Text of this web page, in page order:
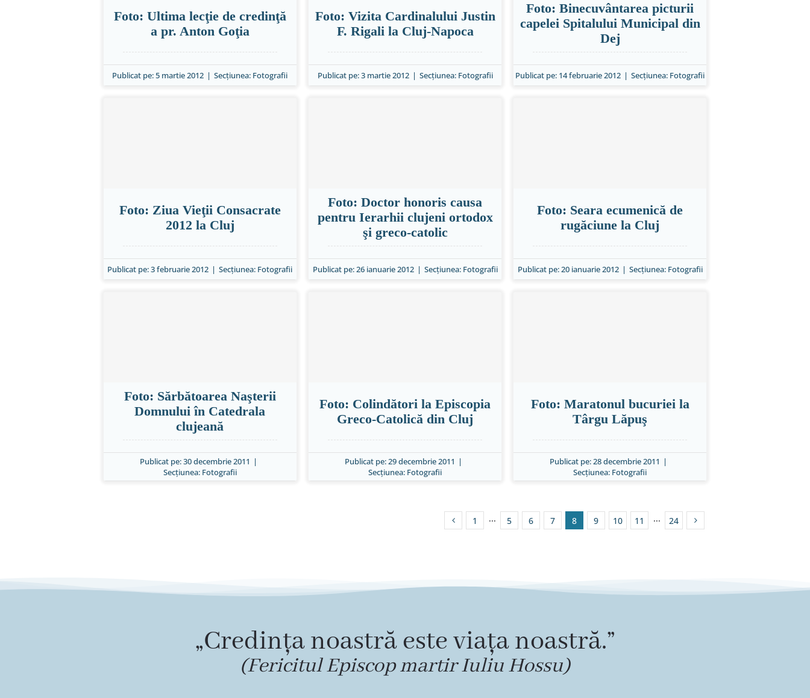
Foto: Ultima lecţie de credinţă
a pr. Anton Goţia
Publicat pe: 5 martie 2012 | Secțiunea: Fotografii
Foto: Vizita Cardinalului Justin
F. Rigali la Cluj-Napoca
Publicat pe: 3 martie 2012 | Secțiunea: Fotografii
Foto: Binecuvântarea picturii
capelei Spitalului Municipal din
Dej
Publicat pe: 14 februarie 2012 | Secțiunea: Fotografii
Foto: Ziua Vieţii Consacrate
2012 la Cluj
Publicat pe: 3 februarie 2012 | Secțiunea: Fotografii
Foto: Doctor honoris causa
pentru Ierarhii clujeni ortodox
şi greco-catolic
Publicat pe: 26 ianuarie 2012 | Secțiunea: Fotografii
Foto: Seara ecumenică de
rugăciune la Cluj
Publicat pe: 20 ianuarie 2012 | Secțiunea: Fotografii
Foto: Sărbătoarea Naşterii
Domnului în Catedrala
clujeană
Publicat pe: 30 decembrie 2011 |
Secțiunea: Fotografii
Foto: Colindători la Episcopia
Greco-Catolică din Cluj
Publicat pe: 29 decembrie 2011 |
Secțiunea: Fotografii
Foto: Maratonul bucuriei la
Târgu Lăpuş
Publicat pe: 28 decembrie 2011 |
Secțiunea: Fotografii
1 ··· 5 6 7 8 9 10 11 ··· 24
„Credința noastră este viața noastră.”
(Fericitul Episcop martir Iuliu Hossu)